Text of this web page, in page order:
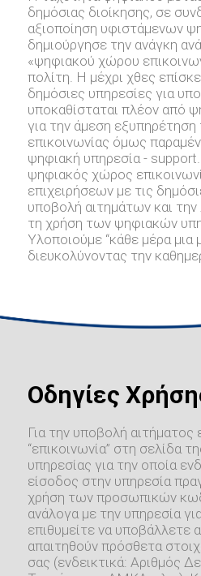
δημόσιας διοίκησης, σε
αξιοποίηση υφιστάμενων
δημιούργησε την ανάγκη
«ψηφιακού χώρου
πολίτη. Η μέχρι χθες
δημόσιες υπηρεσίες για
υποκαθίσταται πλέον από
για την άμεση εξυπηρέτηση
επικοινωνίας όμως
ψηφιακή υπηρεσία -
ψηφιακός χώρος
επιχειρήσεων με τις
υποβολή αιτημάτων και
τη χρήση των ψηφιακών
Υλοποιούμε “κάθε μέρα μια
διευκολύνοντας την
Οδηγίες
Για την υποβολή αιτήματος
“επικοινωνία” στη σελίδα
υπηρεσίας για την οποία
είσοδος στην υπηρεσία
χρήση των προσωπικών
ανάλογα με την υπηρεσία
επιθυμείτε να υποβάλλετε
απαιτηθούν πρόσθετα
σας (ενδεικτικά: Αριθμός